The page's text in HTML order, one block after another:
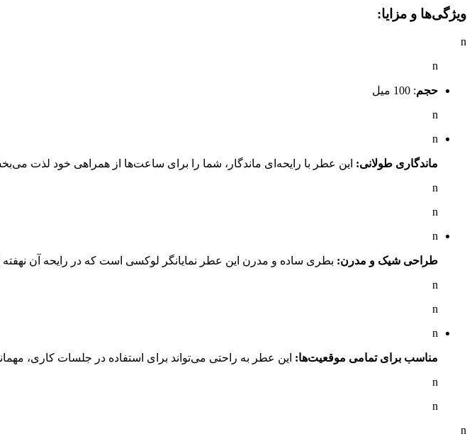
ویژگی‌ها و مزایا:
n
n
حجم: 100 میل
n
n
ماندگاری طولانی: این عطر با رایحه‌ای ماندگار، شما را برای ساعت‌ها از همراهی خود لذت
n
n
n
طراحی شیک و مدرن: بطری ساده و مدرن این عطر نمایانگر لوکسی است که در رایحه آن
n
n
n
مناسب برای تمامی موقعیت‌ها: این عطر به راحتی می‌تواند برای استفاده در جلسات کاری،
n
n
n